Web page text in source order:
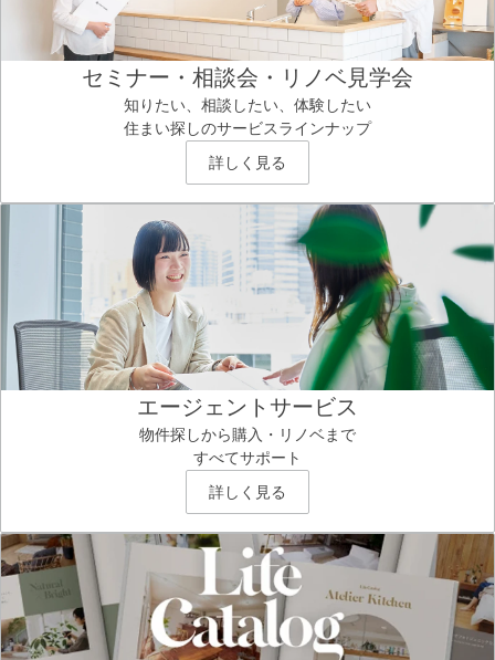
セミナー・相談会・リノベ見学会
知りたい、相談したい、体験したい
住まい探しのサービスラインナップ
詳しく見る
エージェントサービス
物件探しから購入・リノベまで
すべてサポート
詳しく見る